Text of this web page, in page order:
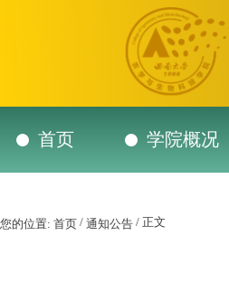
首页 学院概况
您的位置: 首页 / 通知公告 / 正文